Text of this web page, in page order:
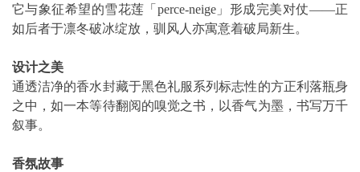
它与象征希望的雪花莲「perce-neige」形成完美对仗——正
如后者于凛冬破冰绽放，驯风人亦寓意着破局新生。
设计之美
通透洁净的香水封藏于黑色礼服系列标志性的方正利落瓶身
之中，如一本等待翻阅的嗅觉之书，以香气为墨，书写万千
叙事。
香氛故事